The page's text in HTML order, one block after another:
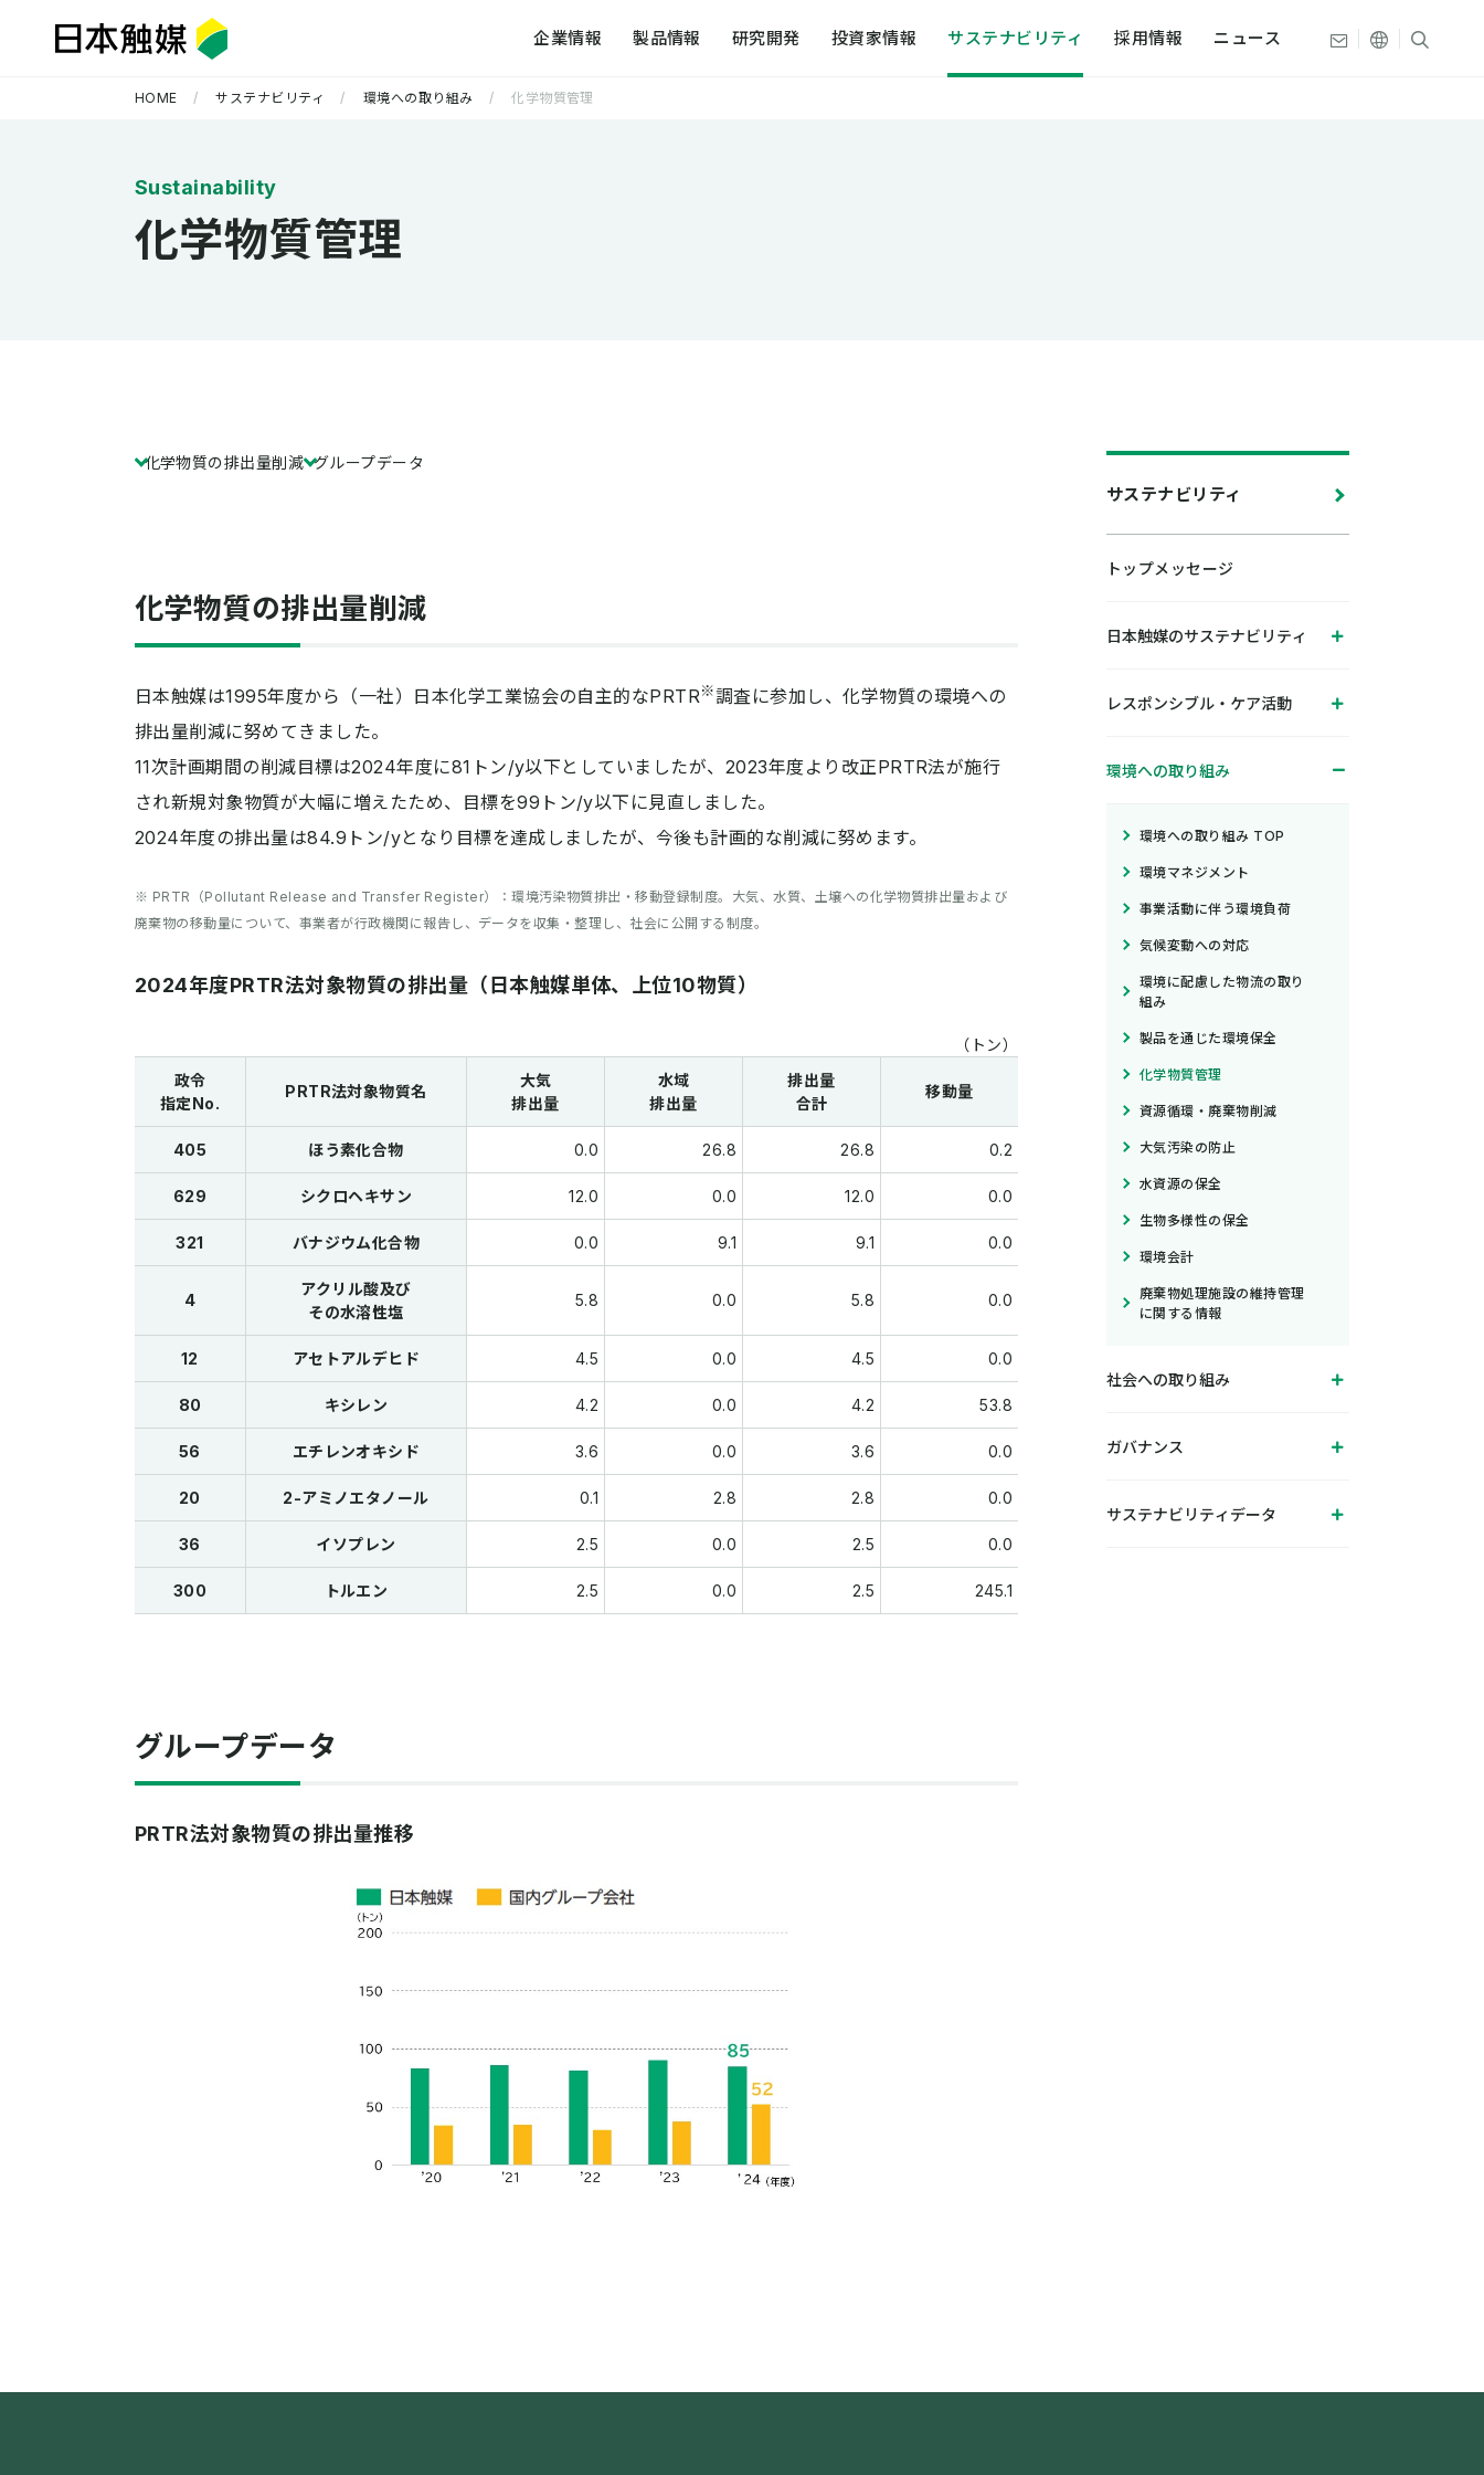
企業情報 製品情報 研究開発 投資家情報 サステナビリティ 採用情報 ニュース お問い合わせ
その他の言
HOME サステナビリティ 環境への取り組み 化学物質管理
化学物質管理
化学物質の排出量削減 グループデータ
化学物質の排出量削減
日本触媒は1995年度から（一社）日本化学工業協会の自主的なPRTR※調査に参加し、化学物質の環境への
排出量削減に努めてきました。
11次計画期間の削減目標は2024年度に81トン/y以下としていましたが、2023年度より改正PRTR法が施行
され新規対象物質が大幅に増えたため、目標を99トン/y以下に見直しました。
2024年度の排出量は84.9トン/yとなり目標を達成しましたが、今後も計画的な削減に努めます。
※ PRTR（Pollutant Release and Transfer Register）：環境汚染物質排出・移動登録制度。大気、水質、土壌への化学物質排出量および
廃棄物の移動量について、事業者が行政機関に報告し、データを収集・整理し、社会に公開する制度。
2024年度PRTR法対象物質の排出量（日本触媒単体、上位10物質）
（トン）
政令
指定No.
PRTR法対象物質名
大気
排出量
水域
排出量
排出量
合計
移動量
405 ほう素化合物 0.0 26.8 26.8 0.2
629 シクロヘキサン 12.0 0.0 12.0 0.0
321 バナジウム化合物 0.0 9.1 9.1 0.0
4
アクリル酸及び
その水溶性塩
5.8 0.0 5.8 0.0
12 アセトアルデヒド 4.5 0.0 4.5 0.0
80 キシレン 4.2 0.0 4.2 53.8
56 エチレンオキシド 3.6 0.0 3.6 0.0
20 2-アミノエタノール 0.1 2.8 2.8 0.0
36 イソプレン 2.5 0.0 2.5 0.0
300 トルエン 2.5 0.0 2.5 245.1
グループデータ
PRTR法対象物質の排出量推移
サステナビリティ
トップメッセージ
日本触媒のサステナビリティ
レスポンシブル・ケア活動
環境への取り組み
環境への取り組み TOP
環境マネジメント
事業活動に伴う環境負荷
気候変動への対応
環境に配慮した物流の取り
組み
製品を通じた環境保全
化学物質管理
資源循環・廃棄物削減
大気汚染の防止
水資源の保全
生物多様性の保全
環境会計
廃棄物処理施設の維持管理
に関する情報
社会への取り組み
ガバナンス
サステナビリティデータ